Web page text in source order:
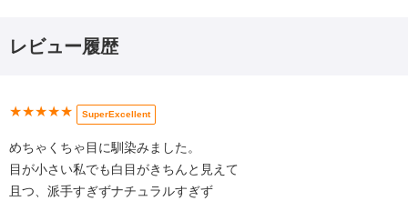
レビュー履歴
★★★★★ SuperExcellent
めちゃくちゃ目に馴染みました。
目が小さい私でも白目がきちんと見えて
且つ、派手すぎずナチュラルすぎず